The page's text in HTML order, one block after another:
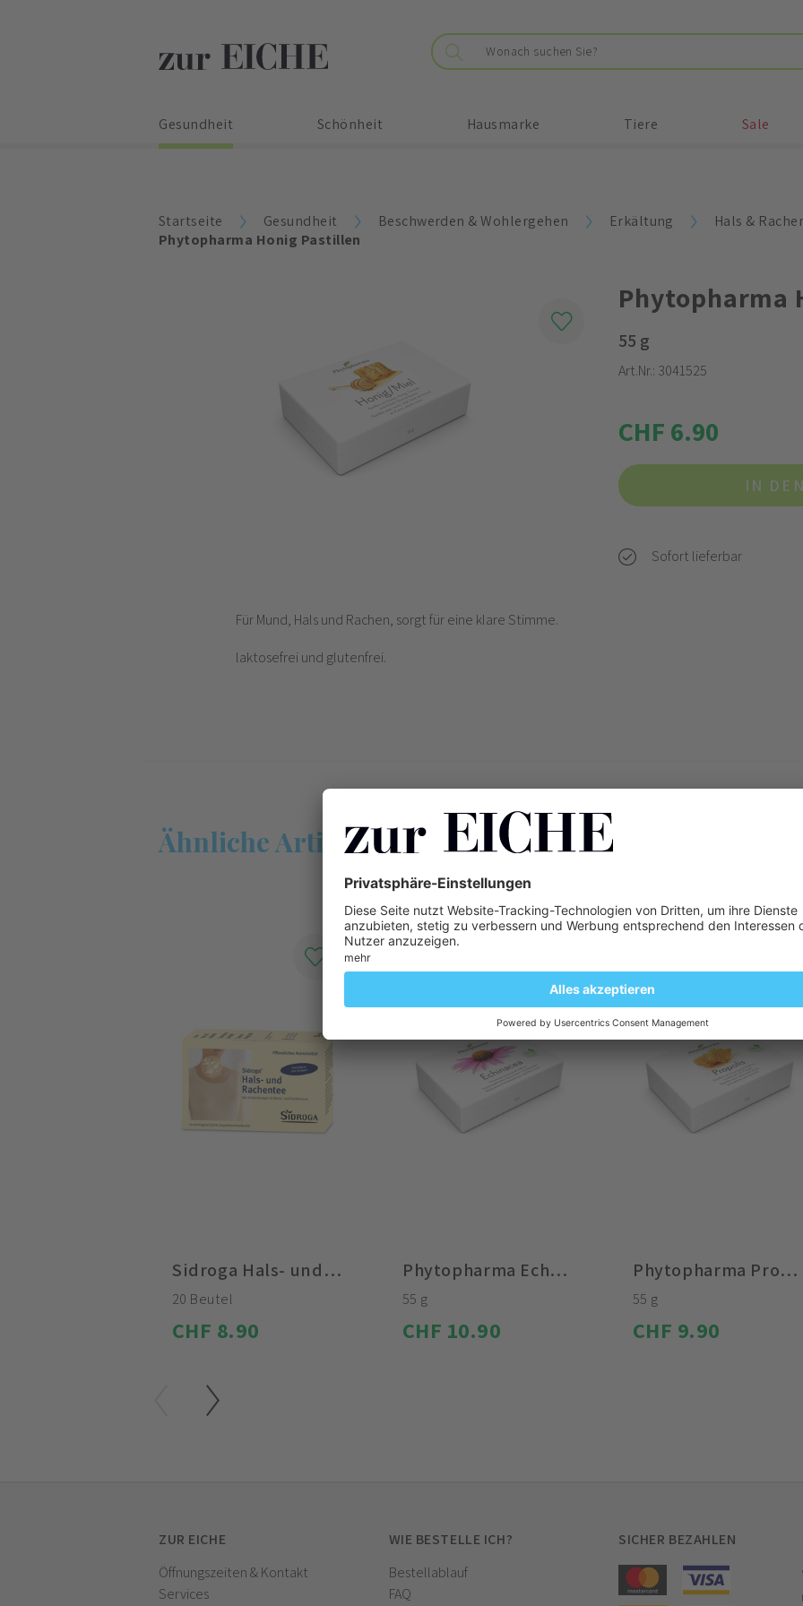
Gesundheit Schönheit Hausmarke Tiere Sale
Startseite Gesundheit Beschwerden & Wohlergehen Erkältung
Hals &
Phytopharma Honig Pastillen
Phytopharma
55 g
Art.Nr.: 3041525
CHF 6.90
IN
Sofort lieferbar
Für Mund, Hals und Rachen, sorgt für eine klare Stimme.
laktosefrei und glutenfrei.
Ähnliche Artikel
Sidroga Hals- und Rachentee
20 Beutel
CHF 8.90
Phytopharma Echinacea Pastillen
55 g
CHF 10.90
Phytopharma Propolis Pastillen
55 g
CHF 9.90
ZUR EICHE
Öffnungszeiten & Kontakt
Services
WIE BESTELLE ICH?
Bestellablauf
FAQ
SICHER BEZAHLEN